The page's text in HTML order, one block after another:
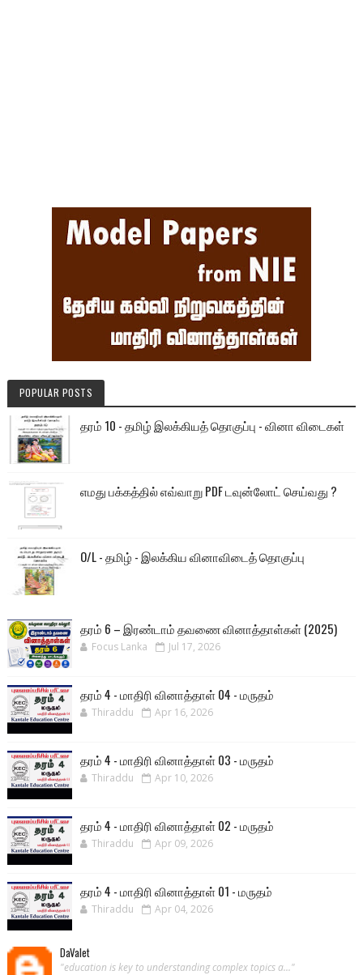
POPULAR POSTS
தரம் 10 - தமிழ் இலக்கியத் தொகுப்பு - வினா விடைகள்
எமது பக்கத்தில் எவ்வாறு PDF டவுன்லோட் செய்வது ?
O/L - தமிழ் - இலக்கிய வினாவிடைத் தொகுப்பு
தரம் 6 – இரண்டாம் தவணை வினாத்தாள்கள் (2025)
Focus Lanka Jul 17, 2026
தரம் 4 - மாதிரி வினாத்தாள் 04 - மருதம்
Thiraddu Apr 16, 2026
தரம் 4 - மாதிரி வினாத்தாள் 03 - மருதம்
Thiraddu Apr 10, 2026
தரம் 4 - மாதிரி வினாத்தாள் 02 - மருதம்
Thiraddu Apr 09, 2026
தரம் 4 - மாதிரி வினாத்தாள் 01 - மருதம்
Thiraddu Apr 04, 2026
DaValet
"education is key to understanding complex topics a..."